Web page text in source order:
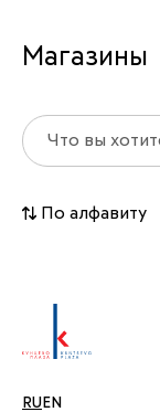
Магазины
По алфавиту
RU EN